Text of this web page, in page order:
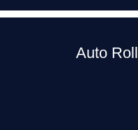
Auto Roll